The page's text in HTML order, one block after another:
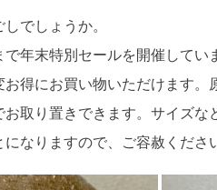
でしょうか。
年末特別セールを開催して
得にお買い物いただけます
取り置きできます。サイズ
なりますので、ご容赦くださ